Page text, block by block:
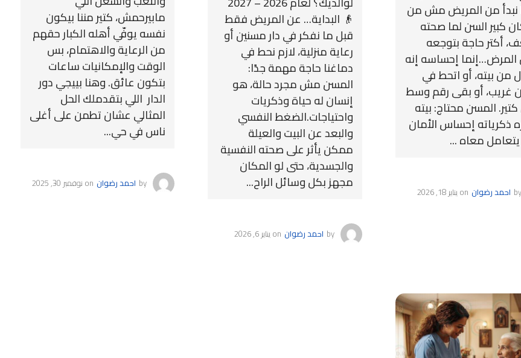
نبدأ من المريض مش من
كبير السن لما صحته
أكتر حاجة بتوجعه
إحساسه إنه
من بيته، أو اتحط في
غريب، أو بقى رقم وسط
المسن محتاج: بيته
ذكرياته إحساس الأمان
معاه ...
by احمد رضوان onيناير 18, 2026
👴 البداية… عن المريض فقط
قبل ما نفكر في دار مسنين أو
رعاية منزلية، لازم نحط في
دماغنا حاجة مهمة جدًا:
المسن مش مجرد حالة، هو
إنسان له حياة وذكريات
واحتياجات.الضغط النفسي
والبعد عن البيت والعيلة
ممكن يأثر على صحته النفسية
والجسدية، حتى لو المكان
مجهز بكل وسائل الراح...
by احمد رضوان onيناير 6, 2026
مابيرحمش، كتير مننا بيكون
نفسه يوفّي أهله الكبار حقهم
من الرعاية والاهتمام، بس
الوقت والإمكانيات ساعات
بتكون عائق. وهنا بييجي دور
الدار اللي بتقدملك الحل
المثالي عشان تطمن على أغلى
ناس في حي...
by احمد رضوان on نوفمبر 30, 2025